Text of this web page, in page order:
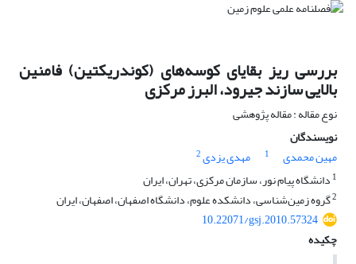
بررسی ریز بقایای کوسه‌های (کوندریکتین) فامنین
بالایی سازند جیرود‌، البرز مرکزی
نوع مقاله : مقاله پژوهشی
نویسندگان
مهین محمدی
1 مهدی یزدی2
1 دانشگاه پیام نور، سازمان مرکزی، تهران، ایران
2گروه زمین‌شناسی، دانشکده علوم، دانشگاه اصفهان، اصفهان، ایران
10.22071/gsj.2010.57324
چکیده